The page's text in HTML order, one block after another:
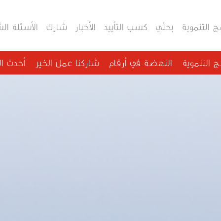
التنموية بحثي كسب التأييد الأخبار شارك الأسئلة
التنموية النهضة في أرقام شاركنا عمل الخير أحدث